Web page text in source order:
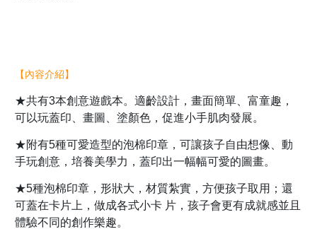
【內容介紹】
★共有3本創意遊戲本。適齡設計，畫面簡單、富童趣，
可以玩蓋印、畫圖、塗顏色，促進小手肌肉發展。
★附有5種可愛造型的泡棉印章，可讓孩子自由想像、動
手玩創意，培養美學力，蓋印出一幅幅可愛的圖畫。
★5種泡棉印章，形狀大，材質紮實，方便孩子取用；還
可蓋在卡片上，做成各式小卡 片，孩子會更有成就感並且
體驗不同的創作樂趣。